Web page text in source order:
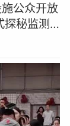
公众开放
探秘监测